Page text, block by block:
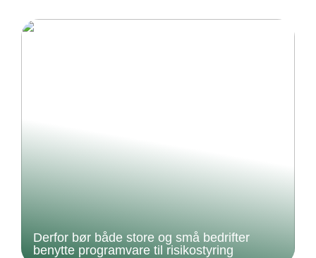
Derfor bør både store og små bedrifter
benytte programvare til risikostyring